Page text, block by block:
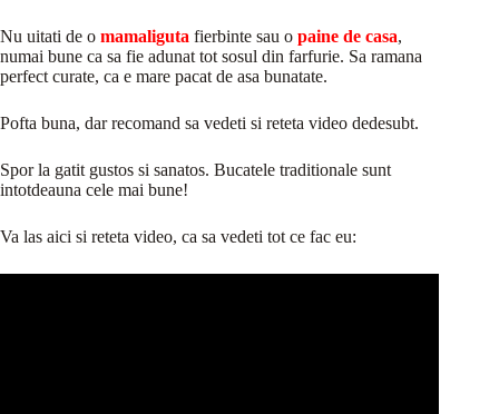
Nu uitati de o mamaliguta fierbinte sau o paine de casa,
numai bune ca sa fie adunat tot sosul din farfurie. Sa ramana
perfect curate, ca e mare pacat de asa bunatate.
Pofta buna, dar recomand sa vedeti si reteta video dedesubt.
Spor la gatit gustos si sanatos. Bucatele traditionale sunt
intotdeauna cele mai bune!
Va las aici si reteta video, ca sa vedeti tot ce fac eu: